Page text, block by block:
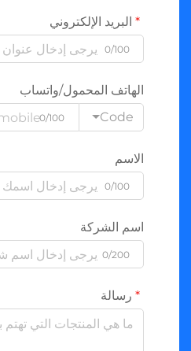
البريد الإلكتروني
0/100
الهاتف المحمول/واتساب
Code
0/100
الاسم
0/100
اسم الشركة
0/200
رسالة